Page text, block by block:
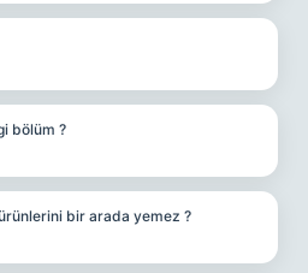
bölüm ?
bir arada yemez ?